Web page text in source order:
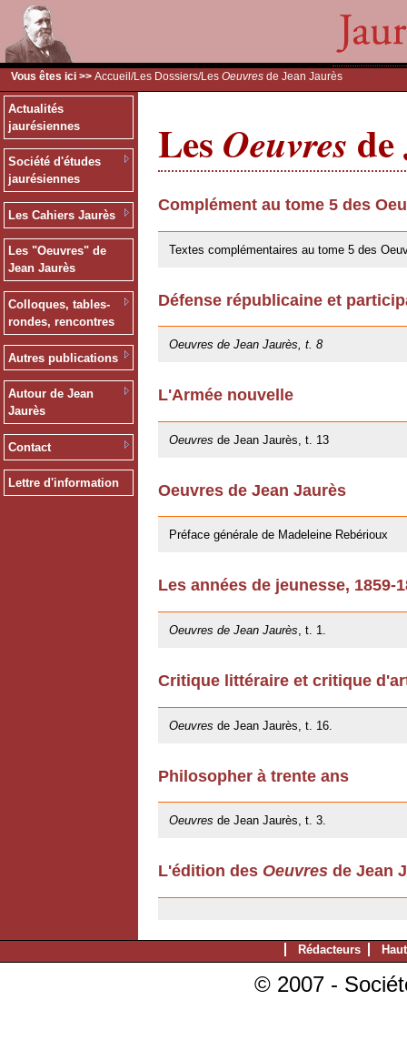
Vous êtes ici >> Accueil /Les Dossiers/Les Oeuvres de Jean Jaurès
Actualités
jaurésiennes
Société d'études
jaurésiennes
Les Cahiers Jaurès
Les "Oeuvres" de
Jean Jaurès
Colloques, tables-
rondes, rencontres
Autres publications
Autour de Jean
Jaurès
Contact
Lettre d'information
Les Oeuvres
Complément au tome 5 des
Textes complémentaires au tome 5 des
Défense républicaine et
Oeuvres de Jean Jaurès, t. 8
L'Armée nouvelle
Oeuvres de Jean Jaurès, t. 13
Oeuvres de Jean Jaurès
Préface générale de Madeleine Rebérioux
Les années de jeunesse, 1859-
Oeuvres de Jean Jaurès , t. 1.
Critique littéraire et critique
Oeuvres de Jean Jaurès, t. 16.
Philosopher à trente ans
Oeuvres de Jean Jaurès, t. 3.
L'édition des Oeuvres de Jean
Rédacteurs
© 2007 -